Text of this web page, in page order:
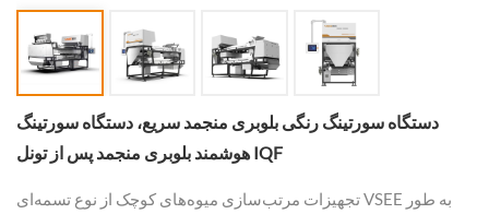
دستگاه سورتینگ رنگی بلوبری منجمد سریع، دستگاه سورتینگ
هوشمند بلوبری منجمد پس از تونل IQF
تجهیزات مرتب‌سازی میوه‌های کوچک از نوع تسمه‌ای VSEE به طور